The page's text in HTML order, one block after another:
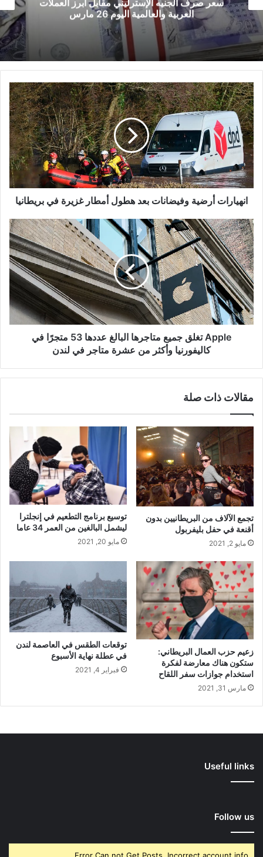
سعر صرف الجنيه الإسترليني مقابل أبرز العملات
العربية والعالمية اليوم 26 مارس
انهيارات
أرضية
وفيضانات
بعد
هطول
أمطار
غزيرة
في
بريطانيا
انهيارات أرضية وفيضانات بعد هطول أمطار غزيرة في بريطانيا
Apple
تغلق
جميع
متاجرها
البالغ
عددها
53
متجرًا
في
كاليفورنيا
في
Apple تغلق جميع متاجرها البالغ عددها 53 متجرًا في
كاليفورنيا وأكثر من عشرة متاجر في لندن
مقالات ذات صلة
تجمع الآلاف من البريطانيين بدون
أقنعة في حفل بليفربول
مايو 2, 2021
توسيع برنامج التطعيم في إنجلترا
ليشمل البالغين من العمر 34 عاما
مايو 20, 2021
زعيم حزب العمال البريطاني:
ستكون هناك معارضة لفكرة
استخدام جوازات سفر اللقاح
مارس 31, 2021
توقعات الطقس في العاصمة لندن
في عطلة نهاية الأسبوع
فبراير 4, 2021
Useful links
Follow us
Error Can not Get Posts, Incorrect account info.